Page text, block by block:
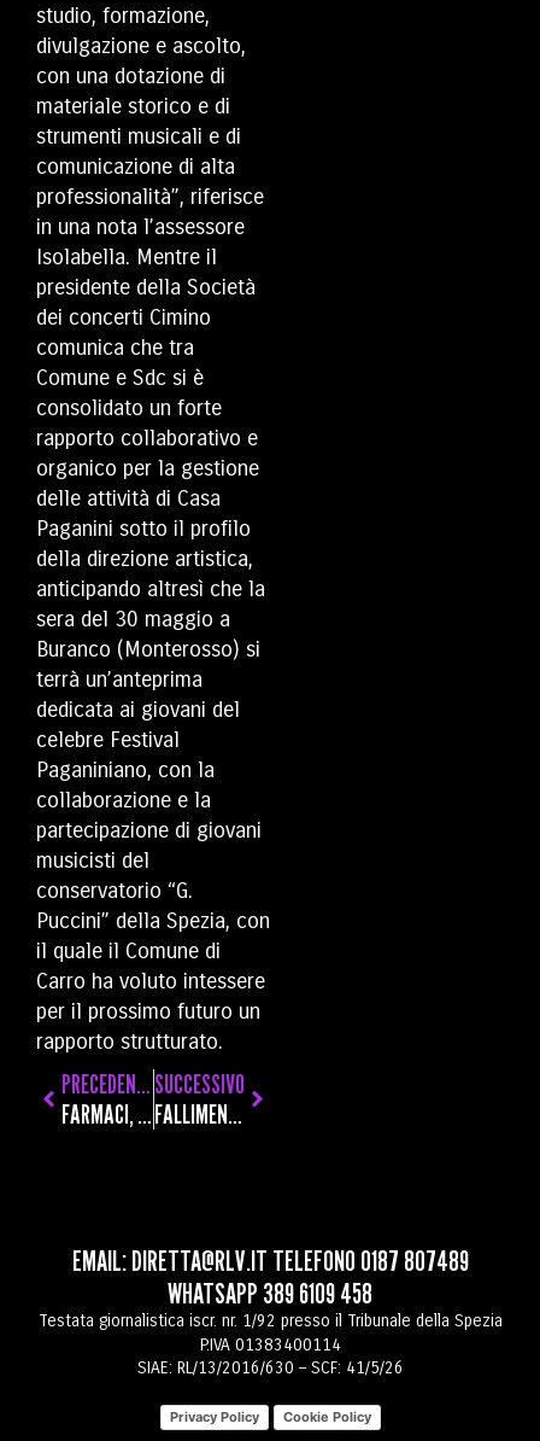
studio, formazione,
divulgazione e ascolto,
con una dotazione di
materiale storico e di
strumenti musicali e di
comunicazione di alta
professionalità”, riferisce
in una nota l’assessore
Isolabella. Mentre il
presidente della Società
dei concerti Cimino
comunica che tra
Comune e Sdc si è
consolidato un forte
rapporto collaborativo e
organico per la gestione
delle attività di Casa
Paganini sotto il profilo
della direzione artistica,
anticipando altresì che la
sera del 30 maggio a
Buranco (Monterosso) si
terrà un’anteprima
dedicata ai giovani del
celebre Festival
Paganiniano, con la
collaborazione e la
partecipazione di giovani
musicisti del
conservatorio “G.
Puccini” della Spezia, con
il quale il Comune di
Carro ha voluto intessere
per il prossimo futuro un
rapporto strutturato.
PRECEDENTE
FARMACI, IN LIGURIA OLTRE UN MILIARDO DI SPESA NEL 2024: QUASI IL 30 PER CENTO A CARICO DEI CITTADINI
SUCCESSIVO
FALLIMENTO TRATTORIA ISEO, VANNO ALL’ASTA TRE LOTTI A PORTO VENERE, LE GRAZIE E SULLA PALMARIA
EMAIL:DIRETTA@RLV.IT TELEFONO 0187 807489
WHATSAPP 389 6109 458
Testata giornalistica iscr. nr. 1/92 presso il Tribunale della Spezia
P.IVA 01383400114
SIAE: RL/13/2016/630 – SCF: 41/5/26
Privacy Policy Cookie Policy